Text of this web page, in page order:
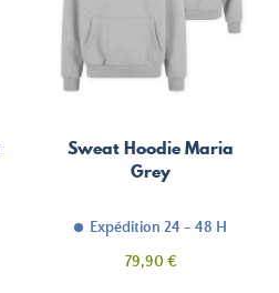
Sweat Hoodie Maria
Grey
Expédition 24 - 48 H
Prix
79,90 €